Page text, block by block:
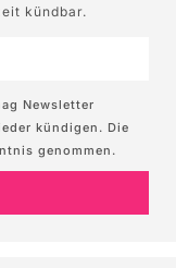
kündbar.
Newsletter
kündigen. Die
genommen.